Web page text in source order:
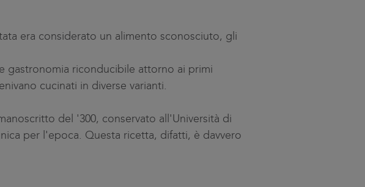
era considerato un alimento sconosciuto, gli
gastronomia riconducibile attorno ai primi
cucinati in diverse varianti.
del '300, conservato all'Università di
per l'epoca. Questa ricetta, difatti, è davvero